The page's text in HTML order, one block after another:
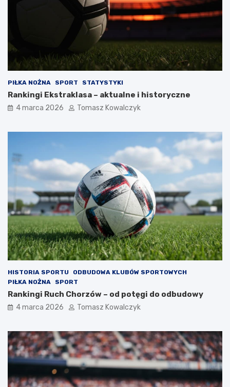
PIŁKA NOŻNA SPORT STATYSTYKI
Rankingi Ekstraklasa – aktualne i historyczne
4 marca 2026 Tomasz Kowalczyk
HISTORIA SPORTU
ODBUDOWA KLUBÓW SPORTOWYCH
PIŁKA NOŻNA
SPORT
Rankingi Ruch Chorzów – od potęgi do odbudowy
4 marca 2026 Tomasz Kowalczyk